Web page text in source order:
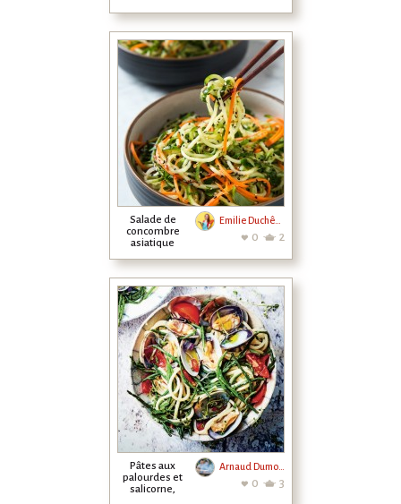
Salade de
concombre
asiatique
Emilie Duchêne
0 2
Pâtes aux
palourdes et
salicorne,
Arnaud Dumoulin
0 3